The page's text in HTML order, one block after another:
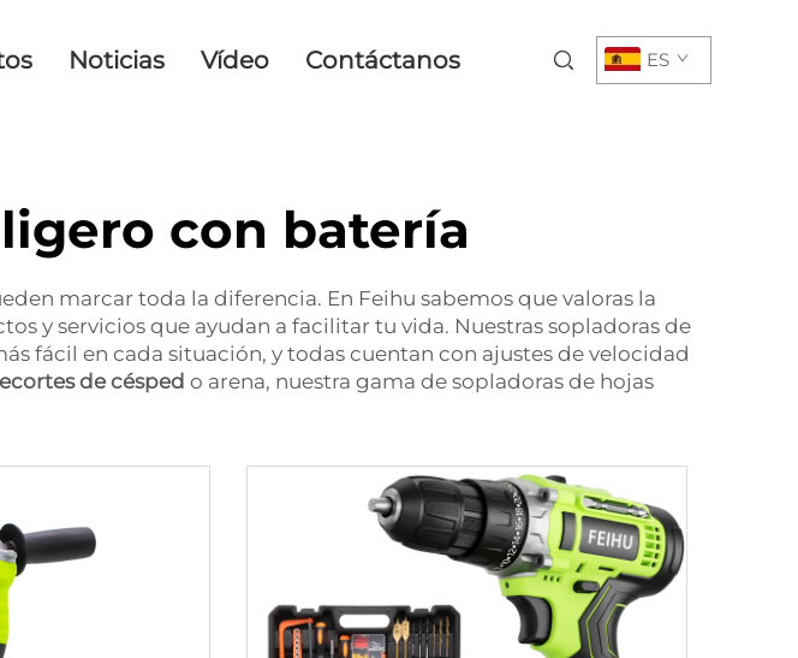
Noticias Vídeo Contáctanos ES
con batería
marcar toda la diferencia. En Feihu sabemos que valoras la
y servicios que ayudan a facilitar tu vida. Nuestras sopladoras de
fácil en cada situación, y todas cuentan con ajustes de velocidad
de césped o arena, nuestra gama de sopladoras de hojas